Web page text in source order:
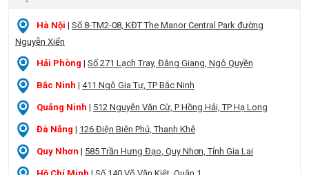
Hà Nội | Số 8-TM2-08, KĐT The Manor Central Park đường
Nguyễn Xiển
Hải Phòng | Số 271 Lạch Tray, Đằng Giang, Ngô Quyền
Bắc Ninh | 411 Ngô Gia Tự, TP Bắc Ninh
Quảng Ninh | 512 Nguyễn Văn Cừ, P Hồng Hải, TP Hạ Long
Đà Nẵng | 126 Điện Biên Phủ, Thanh Khê
Quy Nhơn | 585 Trần Hưng Đạo, Quy Nhơn, Tỉnh Gia Lai